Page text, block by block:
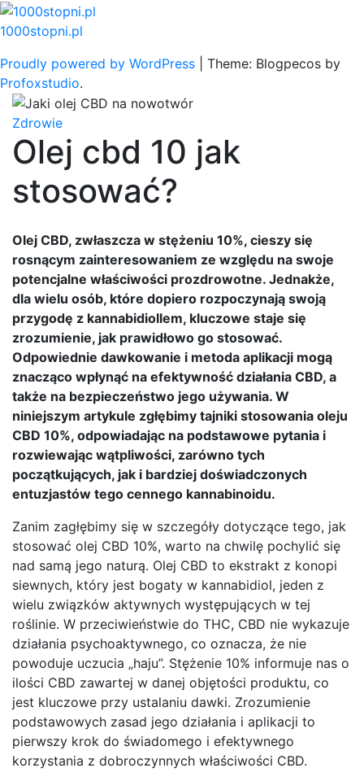
Skip
to
1000stopni.pl
Proudly powered by WordPress
Theme: Blogpecos by
Profoxstudio.
Zdrowie
Olej cbd 10 jak
stosować?
Olej CBD, zwłaszcza w stężeniu 10%, cieszy się
rosnącym zainteresowaniem ze względu na swoje
potencjalne właściwości prozdrowotne. Jednakże,
dla wielu osób, które dopiero rozpoczynają swoją
przygodę z kannabidiollem, kluczowe staje się
zrozumienie, jak prawidłowo go stosować.
Odpowiednie dawkowanie i metoda aplikacji mogą
znacząco wpłynąć na efektywność działania CBD, a
także na bezpieczeństwo jego używania. W
niniejszym artykule zgłębimy tajniki stosowania oleju
CBD 10%, odpowiadając na podstawowe pytania i
rozwiewając wątpliwości, zarówno tych
początkujących, jak i bardziej doświadczonych
entuzjastów tego cennego kannabinoidu.
Zanim zagłębimy się w szczegóły dotyczące tego, jak
stosować olej CBD 10%, warto na chwilę pochylić się
nad samą jego naturą. Olej CBD to ekstrakt z konopi
siewnych, który jest bogaty w kannabidiol, jeden z
wielu związków aktywnych występujących w tej
roślinie. W przeciwieństwie do THC, CBD nie wykazuje
działania psychoaktywnego, co oznacza, że nie
powoduje uczucia „haju”. Stężenie 10% informuje nas o
ilości CBD zawartej w danej objętości produktu, co
jest kluczowe przy ustalaniu dawki. Zrozumienie
podstawowych zasad jego działania i aplikacji to
pierwszy krok do świadomego i efektywnego
korzystania z dobroczynnych właściwości CBD.